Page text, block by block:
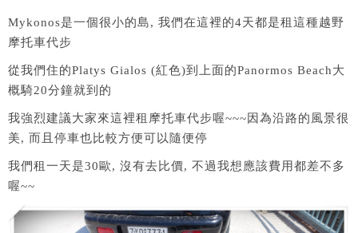
Mykonos是一個很小的島, 我們在這裡的4天都是租這種越野
摩托車代步
從我們住的Platys Gialos (紅色)到上面的Panormos Beach大
概騎20分鐘就到的
我強烈建議大家來這裡租摩托車代步喔~~~因為沿路的風景很
美, 而且停車也比較方便可以隨便停
我們租一天是30歐, 沒有去比價, 不過我想應該費用都差不多
喔~~